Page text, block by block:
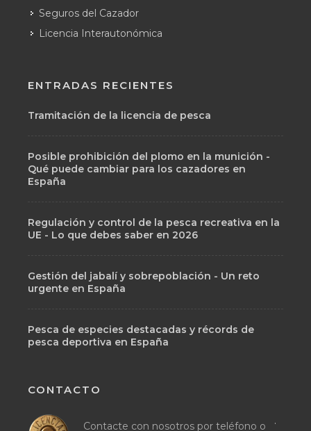
Seguros del Cazador
Licencia Interautonómica
ENTRADAS RECIENTES
Tramitación de la licencia de pesca
Posible prohibición del plomo en la munición -
Qué puede cambiar para los cazadores en
España
Regulación y control de la pesca recreativa en la
UE - Lo que debes saber en 2026
Gestión del jabalí y sobrepoblación - Un reto
urgente en España
Pesca de especies destacadas y récords de
pesca deportiva en España
CONTACTO
Contacte con nosotros por teléfono o .